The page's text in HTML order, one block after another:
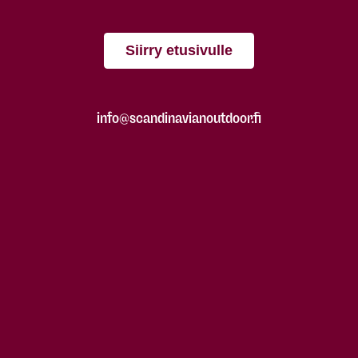
Siirry etusivulle
info@scandinavianoutdoor.fi